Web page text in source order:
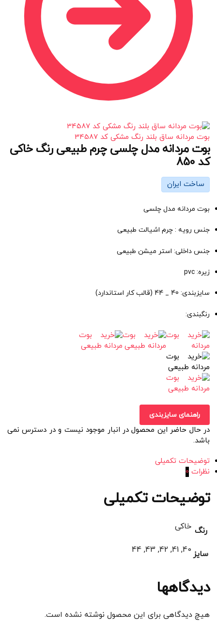
بوت مردانه ساق بلند رنگ مشکی کد 34587
بوت مردانه مدل چلسی چرم طبیعی رنگ خاکی
کد 850
ساخت ایران
بوت مردانه مدل چلسی
جنس رویه : چرم اشیالت طبیعی
جنس داخلی: استر میشن طبیعی
زیره: pvc
سایزبندی: 40 _ 44 (قالب کار استاندارد)
رنگبندی:
راهنمای سایزبندی
در حال حاضر این محصول در انبار موجود نیست و در دسترس نمی
باشد.
توضیحات تکمیلی
نظرات 0
توضیحات تکمیلی
رنگ خاکی
سایز 40, 41, 42, 43, 44
دیدگاهها
هیچ دیدگاهی برای این محصول نوشته نشده است.